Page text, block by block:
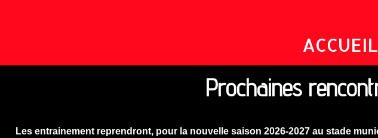
ACCUEIL
Prochaines
Les entrainement reprendront, pour la nouvelle saison 2026-2027 au stade